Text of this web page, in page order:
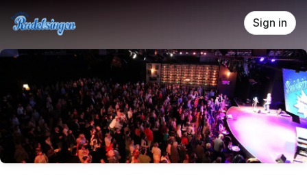
Skip header
Sign in